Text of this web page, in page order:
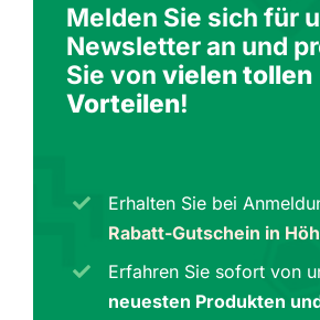
Melden Sie sich für
Newsletter an und
Sie von vielen tollen
Vorteilen!
Erhalten Sie bei
Rabatt-Gutschein in
Erfahren Sie sofort von
neuesten Produkten